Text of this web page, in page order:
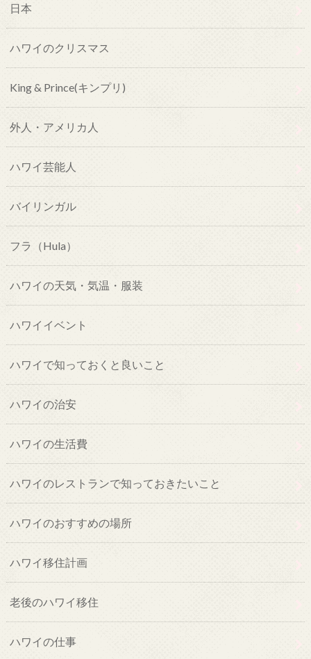
日本
ハワイのクリスマス
King & Prince(キンプリ)
外人・アメリカ人
ハワイ芸能人
バイリンガル
フラ（Hula）
ハワイの天気・気温・服装
ハワイイベント
ハワイで知っておくと良いこと
ハワイの治安
ハワイの生活費
ハワイのレストランで知っておきたいこと
ハワイのおすすめの場所
ハワイ移住計画
老後のハワイ移住
ハワイの仕事